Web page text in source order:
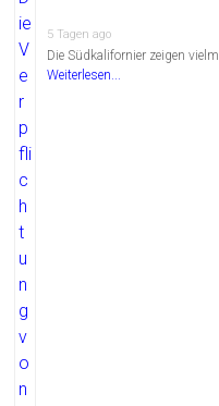
5 Tagen ago
Die Südkalifornier zeigen
Weiterlesen...